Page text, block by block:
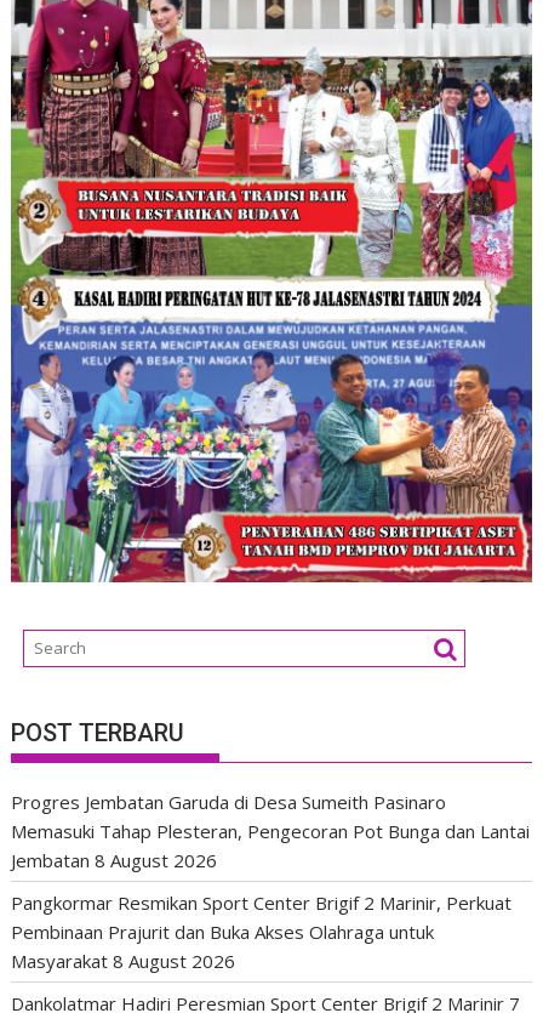
POST TERBARU
Progres Jembatan Garuda di Desa Sumeith Pasinaro
Memasuki Tahap Plesteran, Pengecoran Pot Bunga dan Lantai
Jembatan 8 August 2026
Pangkormar Resmikan Sport Center Brigif 2 Marinir, Perkuat
Pembinaan Prajurit dan Buka Akses Olahraga untuk
Masyarakat 8 August 2026
Dankolatmar Hadiri Peresmian Sport Center Brigif 2 Marinir 7